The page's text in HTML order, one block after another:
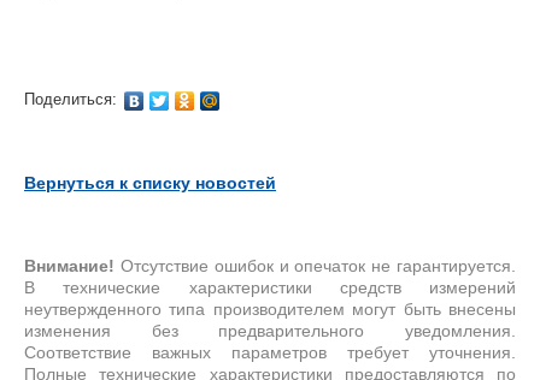
Поделиться:
Вернуться к списку новостей
Внимание! Отсутствие ошибок и опечаток не гарантируется.
В технические характеристики средств измерений
неутвержденного типа производителем могут быть внесены
изменения без предварительного уведомления.
Соответствие важных параметров требует уточнения.
Полные технические характеристики предоставляются по